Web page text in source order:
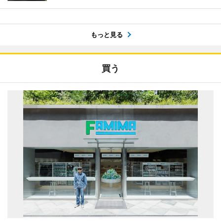
もっと見る
買う